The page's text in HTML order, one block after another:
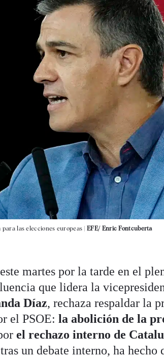
las elecciones europeas |EFE/ Enric Fontcuberta
martes por la tarde en el
que lidera la
Díaz, rechaza respaldar la
el PSOE:la abolición de la
el rechazo interno de
un debate interno, ha hecho